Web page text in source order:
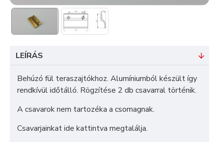
LEÍRÁS
Behúzó fül teraszajtókhoz. Alumíniumból készült így
rendkívül időtálló. Rögzítése 2 db csavarral történik.
A csavarok nem tartozéka a csomagnak.
Csavarjainkat ide kattintva megtalálja.